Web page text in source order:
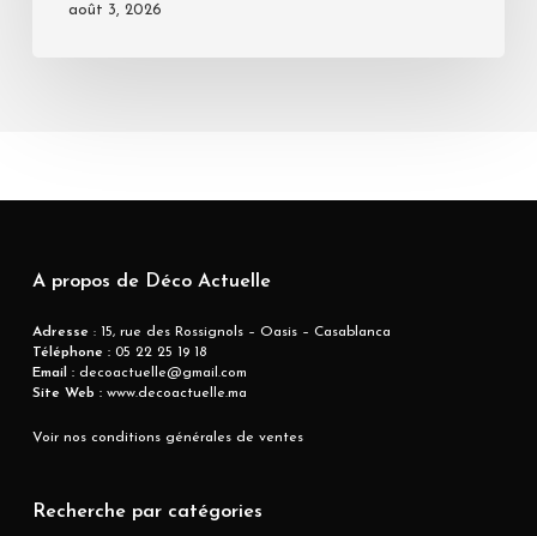
août 3, 2026
A propos de Déco Actuelle
Adresse : 15, rue des Rossignols – Oasis – Casablanca
Téléphone :05 22 25 19 18
Email :decoactuelle@gmail.com
Site Web :www.decoactuelle.ma
Voir nos conditions générales de ventes
Recherche par catégories